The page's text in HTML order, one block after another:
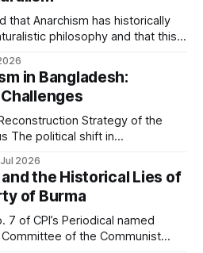
that Anarchism has historically
philosophy and that this
a coherent world picture. As
this is that Anarchism centers
in Bangladesh:
Strategy of the
the working class; rather, it was
rearrangement of power within
2026
the Historical Lies of
of Burma
7 of CPI’s Periodical named
Committee of the Communist